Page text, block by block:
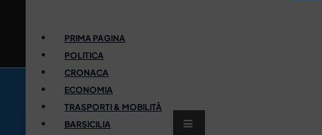
PRIMA PAGINA
POLITICA
CRONACA
ECONOMIA
TRASPORTI & MOBILITÀ
BARSICILIA